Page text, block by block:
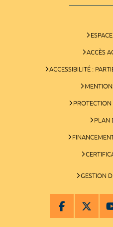
ACCÈS
ACCESSIBILITÉ :
PLAN
GESTION